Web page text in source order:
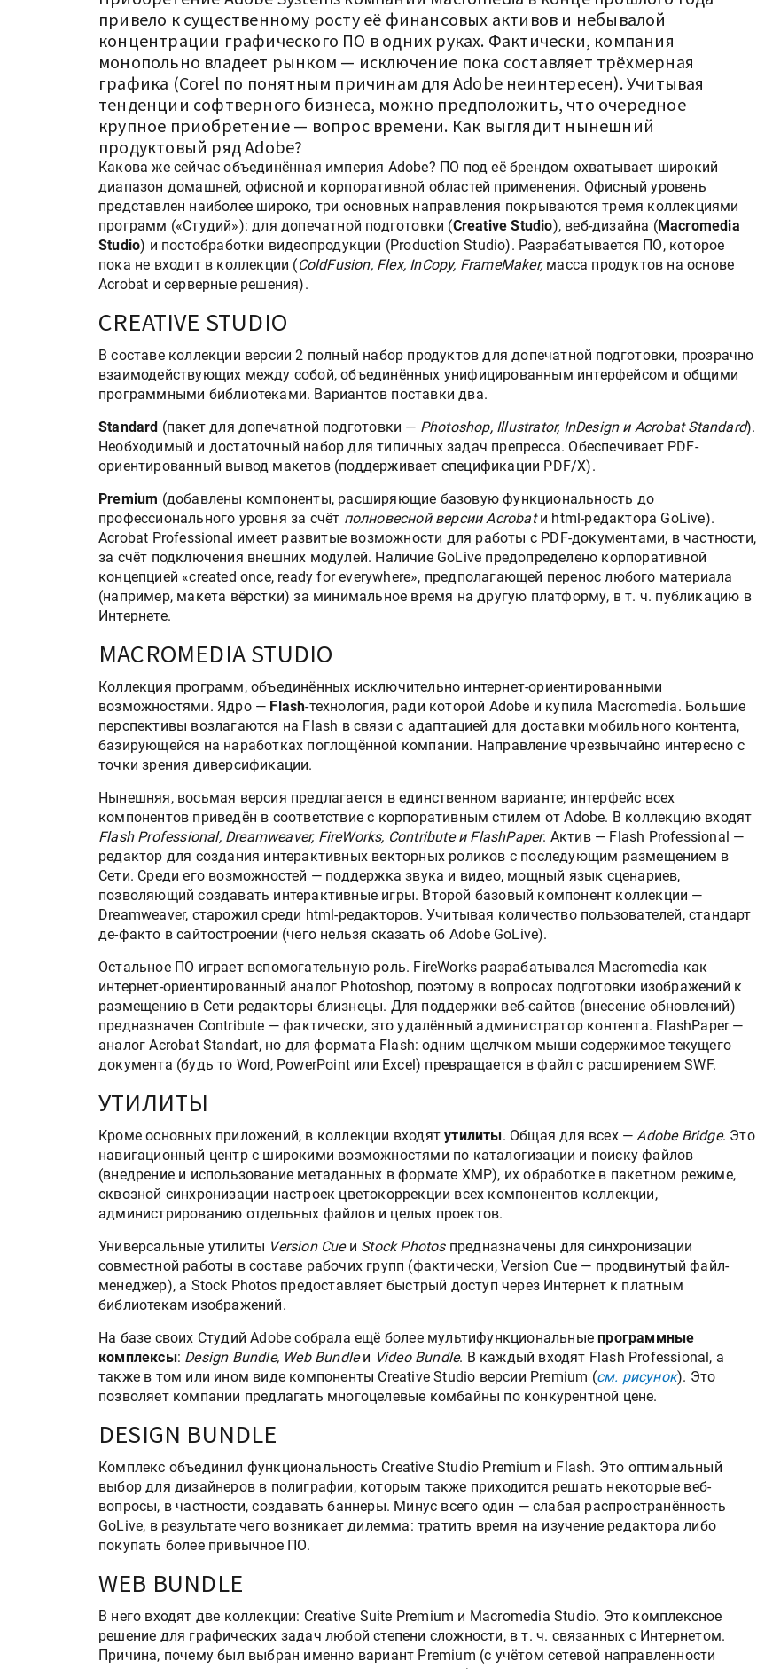
привело к существенному росту её финансовых активов и небывалой
концентрации графического ПО в одних руках. Фактически, компания
монопольно владеет рынком — исключение пока составляет трёхмерная
графика (Corel по понятным причинам для Adobe неинтересен). Учитывая
тенденции софтверного бизнеса, можно предположить, что очередное
крупное приобретение — вопрос времени. Как выглядит нынешний
продуктовый ряд Adobe?
Какова же сейчас объединённая империя Adobe? ПО под её брендом охватывает широкий
диапазон домашней, офисной и корпоративной областей применения. Офисный уровень
представлен наиболее широко, три основных направления покрываются тремя коллекциями
программ («Студий»): для допечатной подготовки (Creative Studio), веб-дизайна (Macromedia
Studio) и постобработки видеопродукции (Production Studio). Разрабатывается ПО, которое
пока не входит в коллекции (ColdFusion, Flex, InCopy, FrameMaker,масса продуктов на основе
Acrobat и серверные решения).
CREATIVE STUDIO
В составe коллекции версии 2 полный набор продуктов для допечатной подготовки, прозрачно
взаимодействующих между собой, объединённых унифицированным интерфейсом и общими
программными библиотеками. Вариантов поставки два.
Standard (пакет для допечатной подготовки — Photoshop, Illustrator, InDesign и Acrobat Standard).
Необходимый и достаточный набор для типичных задач препресса. Обеспечивает PDF-
ориентированный вывод макетов (поддерживает спецификации PDF/Х).
Premium (добавлены компоненты, расширяющие базовую функциональность до
профессионального уровня за счёт полновесной версии Acrobatи html-редактора GoLive).
Acrobat Professional имеет развитые возможности для работы с PDF-документами, в частности,
за счёт подключения внешних модулей. Наличие GoLive предопределено корпоративной
концепцией «created once, ready for everywhere», предполагающей перенос любого материала
(например, макета вёрстки) за минимальное время на другую платформу, в т. ч. публикацию в
Интернете.
MACROMEDIA STUDIO
Коллекция программ, объединённых исключительно интернет-ориентированными
возможностями. Ядро — Flash-технология, ради которой Adobe и купила Macromedia. Большие
перспективы возлагаются на Flash в связи с адаптацией для доставки мобильного контента,
базирующейся на наработках поглощённой компании. Направление чрезвычайно интересно с
точки зрения диверсификации.
Нынешняя, восьмая версия предлагается в единственном варианте; интерфейс всех
компонентов приведён в соответствие с корпоративным стилем от Adobe. В коллекцию входят
Flash Professional, Dreamweaver, FireWorks, Contribute и FlashPaper. Актив — Flash Professional —
редактор для создания интерактивных векторных роликов с последующим размещением в
Сети. Среди его возможностей — поддержка звука и видео, мощный язык сценариев,
позволяющий создавать интерактивные игры. Второй базовый компонент коллекции —
Dreamweaver, старожил среди html-редакторов. Учитывая количество пользователей, стандарт
де-факто в сайтостроении (чего нельзя сказать об Adobe GoLive).
Остальное ПО играет вспомогательную роль. FireWorks разрабатывался Macromedia как
интернет-ориентированный аналог Photoshop, поэтому в вопросах подготовки изображений к
размещению в Сети редакторы близнецы. Для поддержки веб-сайтов (внесение обновлений)
предназначен Contribute — фактически, это удалённый администратор контента. FlashPaper —
аналог Acrobat Standart, но для формата Flash: одним щелчком мыши содержимое текущего
документа (будь то Word, PowerPoint или Excel) превращается в файл с расширением SWF.
УТИЛИТЫ
Кроме основных приложений, в коллекции входятутилиты. Общая для всех —Adobe Bridge. Это
навигационный центр с широкими возможностями по каталогизации и поиску файлов
(внедрение и использование метаданных в формате XMP), их обработке в пакетном режиме,
сквозной синхронизации настроек цветокоррекции всех компонентов коллекции,
администрированию отдельных файлов и целых проектов.
Универсальные утилиты Version Cueи Stock Photosпредназначены для синхронизации
совместной работы в составе рабочих групп (фактически, Version Cue — продвинутый файл-
менеджер), а Stock Photos предоставляет быстрый доступ через Интернет к платным
библиотекам изображений.
На базе своих Студий Adobe собрала ещё более мультифункциональныепрограммные
комплексы: Design Bundle, Web Bundleи Video Bundle. В каждый входят Flash Professional, а
также в том или ином виде компоненты Creative Studio версии Premium (см. рисунок). Это
позволяет компании предлагать многоцелевые комбайны по конкурентной цене.
DESIGN BUNDLE
Комплекс объединил функциональность Creative Studio Premium и Flash. Это оптимальный
выбор для дизайнеров в полиграфии, которым также приходится решать некоторые веб-
вопросы, в частности, создавать баннеры. Минус всего один — слабая распространённость
GoLive, в результате чего возникает дилемма: тратить время на изучение редактора либо
покупать более привычное ПО.
WEB BUNDLE
В него входят две коллекции: Creative Suite Premium и Macromedia Studio. Это комплексное
решение для графических задач любой степени сложности, в т. ч. связанных с Интернетом.
Причина, почему был выбран именно вариант Premium (с учётом сетевой направленности